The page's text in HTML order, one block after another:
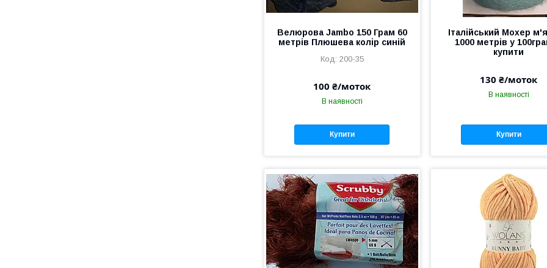
Велюрова Jambo 150 Грам 60
метрів Плюшева колір синій
200-35
100 ₴/моток
В наявності
Купити
Італійський Мохер
1000 метрів у
купити
130 ₴/моток
В наявності
Купити